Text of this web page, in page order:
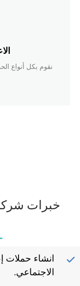
نقوم بكل أنواع
خبرات
انشاء حملات
الاجتماعي.